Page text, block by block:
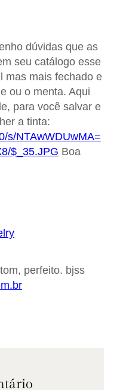
dúvidas que as
seu catálogo esse
mas mais fechado e
ou o menta. Aqui
para você salvar e
a tinta:
s/NTAwWDUwMA=
$_35.JPG Boa
perfeito. bjss